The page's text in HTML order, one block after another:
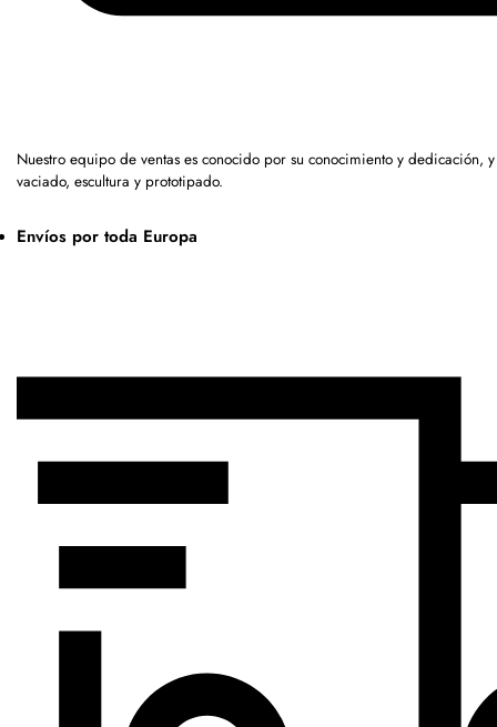
Nuestro equipo de ventas es conocido por su conocimiento y dedicación,
vaciado, escultura y prototipado.
Envíos por toda Europa